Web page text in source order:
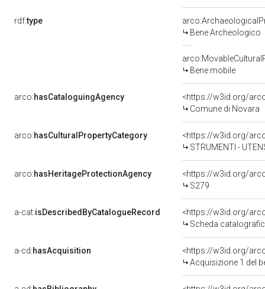
rdf:type
Bene Archeologico
Bene mobile
arco:hasCataloguingAgency
<https://w3id.org/
Comune di Novara
arco:hasCulturalPropertyCategory
STRUMENTI -
arco:hasHeritageProtectionAgency
<https://w3id.org/
S279
a-cat:isDescribedByCatalogueRecord
<https://w3id.org/
Scheda
a-cd:hasAcquisition
<https://w3id.org/
Acquisizione 1 del